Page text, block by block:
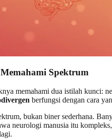
Spektrum
memahami dua istilah kunci:
berfungsi dengan cara
bukan biner sederhana.
neurologi manusia itu